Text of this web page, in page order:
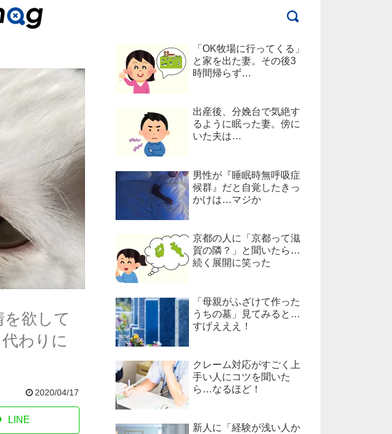
を欲して
わりに
2020/04/17
LINE
「OK牧場に行ってくる」
と家を出た妻。その後3
時間帰らず…
出産後、分娩台で気絶す
るように眠った妻。傍に
いた夫は…
男性が『睡眠時無呼吸症
候群』だと自覚したきっ
かけは…マジか
京都の人に「京都って滋
賀の隣？」と聞いたら…
続く展開に笑った
「母親がふざけて作った
うちの墓」見てみると…
すげえええ！
クレーム対応がすごく上
手い人にコツを聞いた
ら…なるほど！
新人に「経験が浅い人か